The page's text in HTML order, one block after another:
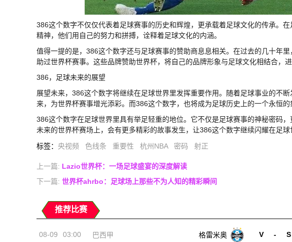
386这个数字不仅仅代表着足球赛事的历史和辉煌，更承载着足球文化的传承。
精神，他们用自己的努力和拼搏，诠释着足球文化的内涵。
值得一提的是，386这个数字还与足球赛事的赞助商息息相关。在过去的几十年
助过世界杯赛事。这些品牌赞助世界杯，将自己的品牌形象与足球文化相结合，
386，足球未来的展望
展望未来，386这个数字将继续在足球世界里发挥重要作用。随着足球事业的不
来，为世界杯赛事增光添彩。而386这个数字，也将成为足球历史上的一个永恒的
386这个数字在足球世界里具有举足轻重的地位。它不仅是足球赛事的神秘密码
未来的世界杯赛场上，会有更多精彩的故事发生，让386这个数字继续闪耀在足球
标签： 央视频 色线条 重要性 杭州NBA 密码 射正
上一篇: Lazio世界杯：一场足球盛宴的深度解读
下一篇: 世界杯ahrbo：足球场上那些不为人知的精彩瞬间
推荐比赛
08-09 03:00 巴西甲 格雷米奥 V - S